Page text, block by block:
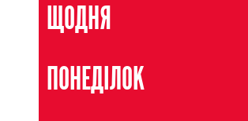
ЩОДНЯ
ПОНЕДІЛОК